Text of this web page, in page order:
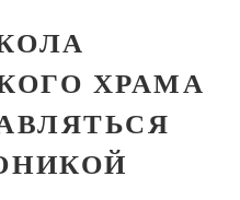
ХРАМА